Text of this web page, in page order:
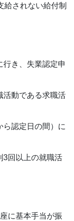
給されない給付制
行き、失業認定申
活動である求職活
ら認定日の間）に
3回以上の就職活
に基本手当が振